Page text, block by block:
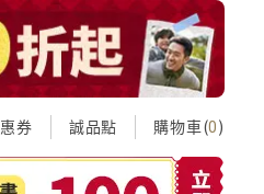
券 誠品點 購物車(0)